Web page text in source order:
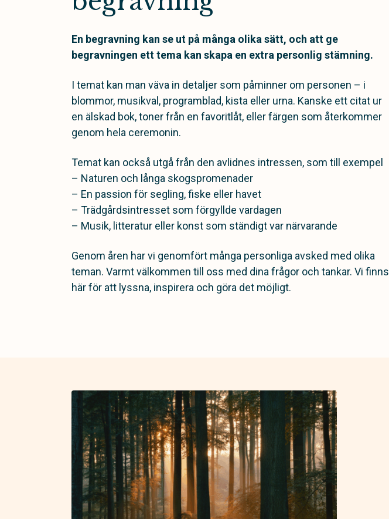
En begravning kan se ut på många olika sätt, och att ge
begravningen etttema kan skapa en extra personlig stämning.
I temat kan man väva in detaljer som påminner om personen – i
blommor, musikval, programblad, kista eller urna. Kanske ett citat ur
en älskad bok, toner från en favoritlåt, eller färgen som återkommer
genom hela ceremonin.
Temat kan också utgå från den avlidnes intressen, som till exempel
– Naturen och långa skogspromenader
– En passion för segling, fiske eller havet
– Trädgårdsintresset som förgyllde vardagen
– Musik, litteratur eller konst som ständigt var närvarande
Genom åren har vi genomfört många personliga avsked med olika
teman. Varmt välkommen till oss med dina frågor och tankar. Vi finns
här för att lyssna, inspirera och göra det möjligt.